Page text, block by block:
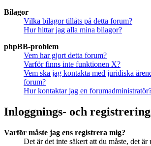
Bilagor
Vilka bilagor tillåts på detta forum?
Hur hittar jag alla mina bilagor?
phpBB-problem
Vem har gjort detta forum?
Varför finns inte funktionen X?
Vem ska jag kontakta med juridiska
forum?
Hur kontaktar jag en
Inloggnings- och
Varför måste jag ens registrera mig?
Det är det inte säkert att du måste, det är